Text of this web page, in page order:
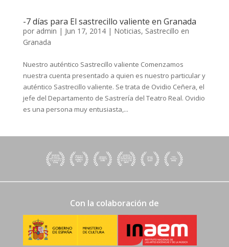
-7 días para El sastrecillo valiente en Granada
por admin | Jun 17, 2014| Noticias, Sastrecillo en
Granada
Nuestro auténtico Sastrecillo valiente Comenzamos
nuestra cuenta presentado a quien es nuestro particular y
auténtico Sastrecillo valiente. Se trata de Ovidio Ceñera, el
jefe del Departamento de Sastrería del Teatro Real. Ovidio
es una persona muy entusiasta,...
Con la colaboración de